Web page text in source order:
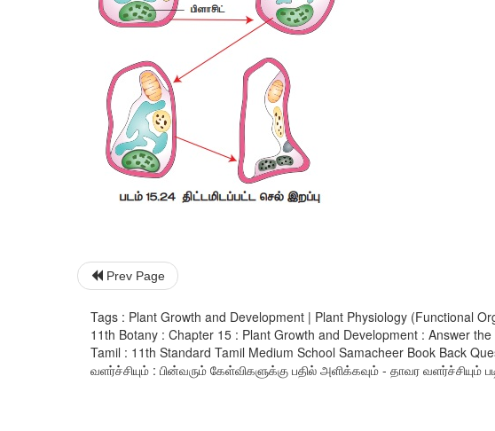
Prev Page
Tags : Plant Growth and Development | Plant Physiology (Functional
11th Botany : Chapter 15 : Plant Growth and Development : Answer
Tamil : 11th Standard Tamil Medium School Samacheer Book Back
வளர்ச்சியும் : பின்வரும் கேள்விகளுக்கு பதில் அளிக்கவும் - தாவர